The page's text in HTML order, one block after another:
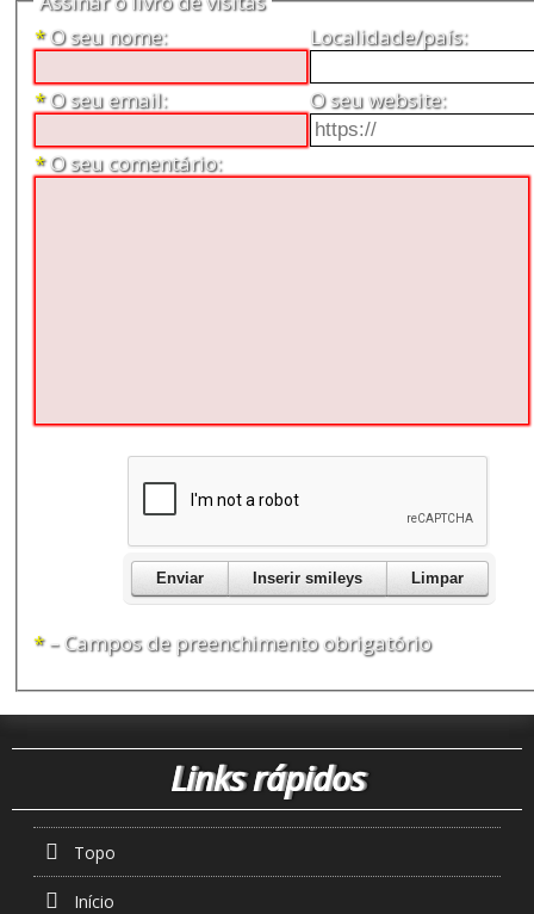
*O seu nome: Localidade/país:
*O seu email: O seu website:
*O seu comentário:
Inserir smileys
*– Campos de preenchimento obrigatório
Links rápidos
Topo
Início